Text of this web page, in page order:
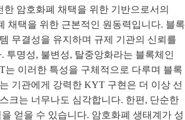
암호화폐 채택을 위한 기반으로서의
채택을 위한 근본적인 원동력입니다. 블록
무결성을 유지하며 규제 기관의 신뢰를
투명성, 불변성, 탈중앙화라는 블록체인
이러한 특성을 구체적으로 다루며 블록
기관에게 강력한 KYT 구현은 더 이상 선
크는 너무나도 심각합니다. 한편, 단순한
얻을 수 있습니다. 암호화폐 생태계가 성